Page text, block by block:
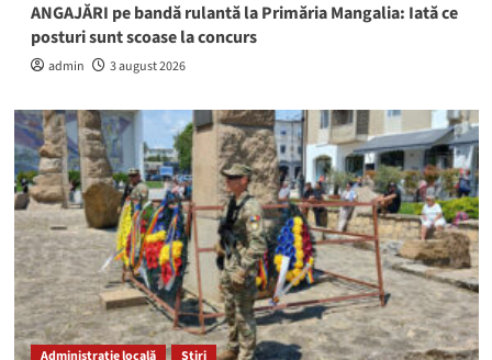
ANGAJĂRI pe bandă rulantă la Primăria Mangalia: Iată ce
posturi sunt scoase la concurs
admin 3 august 2026
Administrație locală Stiri